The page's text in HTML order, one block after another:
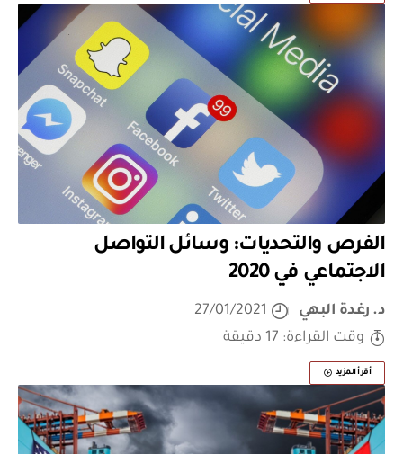
الفرص والتحديات: وسائل التواصل
الاجتماعي في 2020
د. رغدة البهي
27/01/2021
وقت القراءة: 17 دقيقة
أقرأ المزيد